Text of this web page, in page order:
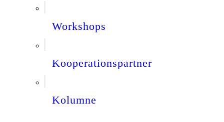
Workshops
Kooperationspartner
Kolumne